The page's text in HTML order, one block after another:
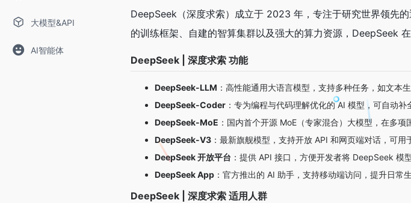
大模型&API
AI智能体
DeepSeek（深度求索）成立于 2023 年，专注于研究世界领先
的训练框架、自建的智算集群以及强大的算力资源，DeepSeek
DeepSeek | 深度求索 功能
DeepSeek-LLM ：高性能通用大语言模型，支持多种任务，如文本
DeepSeek-Coder ：专为编程与代码理解优化的 AI 模型，可自动补
DeepSeek-MoE ：国内首个开源 MoE（专家混合）大模型，在多项
DeepSeek-V3 ：最新旗舰模型，支持开放 API 和网页端对话，可用
DeepSeek 开放平台 ：提供 API 接口，方便开发者将 DeepSeek 模
DeepSeek App ：官方推出的 AI 助手，支持移动端访问，提升日常生
DeepSeek | 深度求索 适用人群